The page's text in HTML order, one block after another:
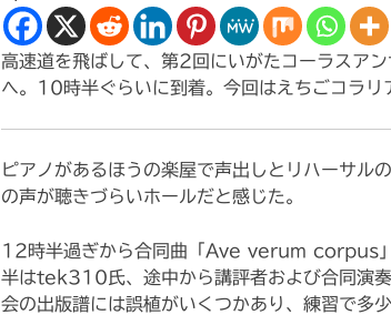
高速道を飛ばして、第2回にいがたコーラスア
へ。10時半ぐらいに到着。今回はえちごコラリ
ピアノがあるほうの楽屋で声出しとリハーサル
の声が聴きづらいホールだと感じた。
12時半過ぎから合同曲「Ave verum corpus
半はtek310氏、途中から講評者および合同演
会の出版譜には誤植がいくつかあり、練習で多